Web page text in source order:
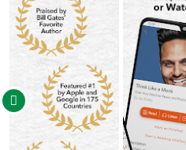
تطبيقات اندرويد مهكرة على
الاطلاق يمكنك تنزيل APK مباشرة . البرامج تأتي بنسخة Pro معدلة بنسخة
اصدار .